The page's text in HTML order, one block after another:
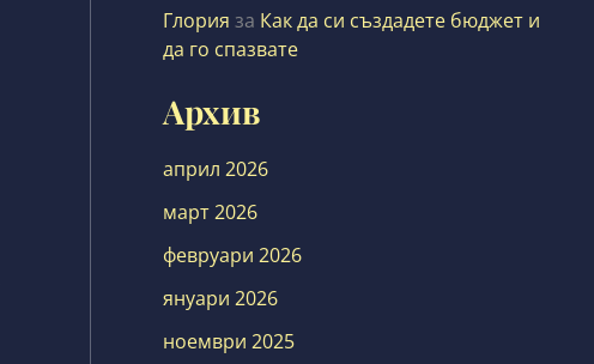
Глория за Как да си създадете бюджет и
да го спазвате
Архив
април 2026
март 2026
февруари 2026
януари 2026
ноември 2025